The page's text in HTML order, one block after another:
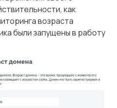
как
возраста
были запущены в работу